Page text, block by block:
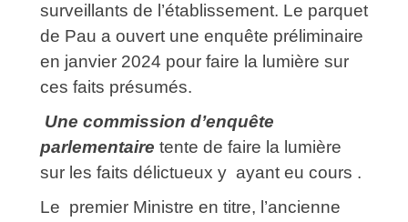
surveillants de l’établissement. Le parquet
de Pau a ouvert une enquête préliminaire
en janvier 2024 pour faire la lumière sur
ces faits présumés.
Une commission d’enquête
parlementaire tente de faire la lumière
sur les faits délictueux y ayant eu cours .
Le premier Ministre en titre, l’ancienne